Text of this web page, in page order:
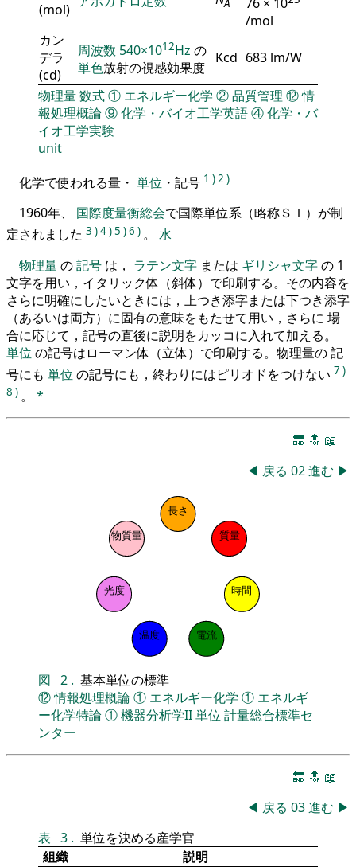
(mol)
A
/mol
カン
デラ
(cd)
周波数 540×1012Hz の
単色放射の視感効果度
Kcd 683 lm/W
物理量数式① エネルギー化学 ②品質管理 ⑫情
報処理概論⑨化学・バイオ工学英語④化学・バ
イオ工学実験
unit
化学で使われる量・ 単位 ・記号 1 )2 )
1960年、 国際度量衡総会で国際単位系（略称ＳＩ）が制
定されました 3 )4)5 )6 ) 。 水
物理量の記号 は， ラテン文字 または ギリシャ文字の 1
文字を用い，イタリック体（斜体）で印刷する。その内容を
さらに明確にしたいときには，上つき添字または下つき添字
（あるいは両方）に固有の意味をもたせて用い，さらに 場
合に応じて，記号の直後に説明をカッコに入れて加える。
単位 の記号はローマン体（立体）で印刷する。物理量の 記
号にも 単位 の記号にも，終わりにはピリオドをつけない 7 )
8 ) 。 *
🔚 🔝 📖
◀ 戻る 02進む ▶
長さ
質量
時間
電流
温度
光度
物質量
図 2 . 基本単位の標準
⑫情報処理概論① エネルギー化学 ① エネルギ
ー化学特論①機器分析学II単位 計量総合標準セ
ンター
🔚 🔝 📖
◀ 戻る 03進む ▶
表 3 . 単位を決める産学官
組織
説明